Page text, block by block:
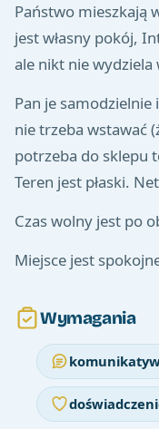
Państwo mieszkają
jest własny pokój,
ale nikt nie wydziela
Pan je
nie trzeba wstawać
potrzeba do sklepu
Teren jest płaski.
Czas wolny jest po
Miejsce jest
Wymagania